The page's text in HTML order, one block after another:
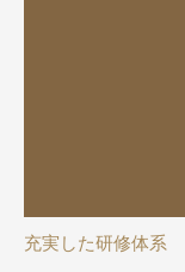
充実した研修体系